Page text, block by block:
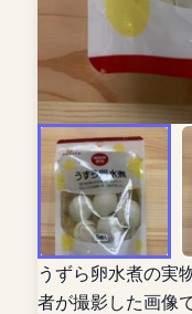
うずら卵水煮の実
者が撮影した画像で